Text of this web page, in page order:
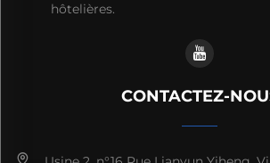
hôtelières.
CONTACTEZ-